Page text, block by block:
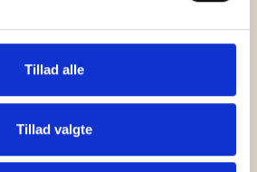
Tillad alle
Tillad valgte